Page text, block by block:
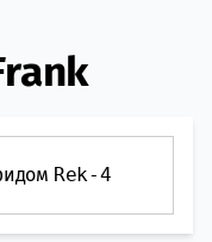
Rek-4